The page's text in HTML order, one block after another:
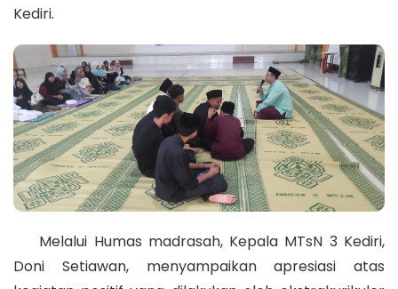
Kediri.
Melalui Humas madrasah, Kepala MTsN 3 Kediri,
Doni Setiawan, menyampaikan apresiasi atas